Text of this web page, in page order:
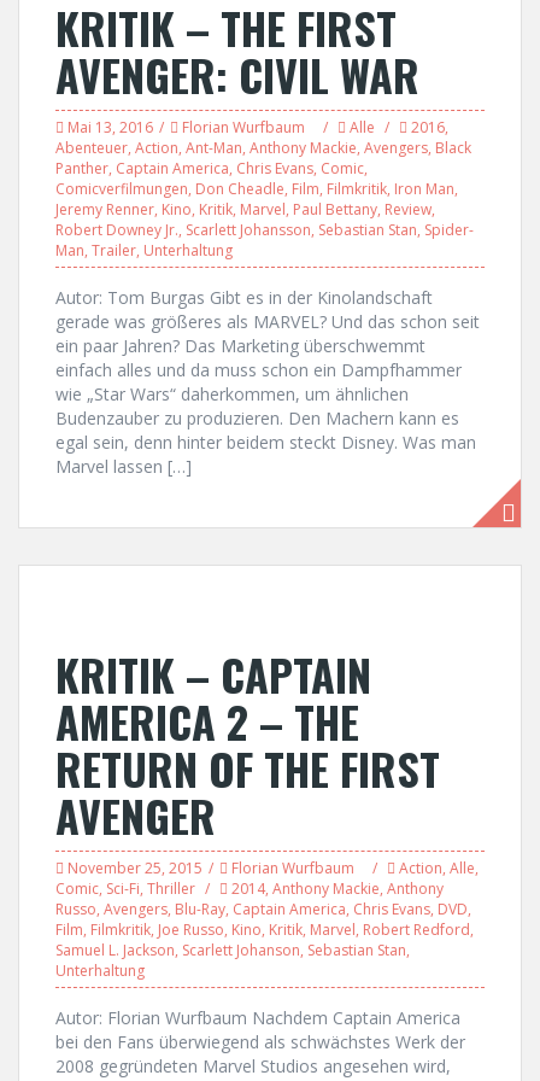
KRITIK – THE FIRST
AVENGER: CIVIL WAR
Mai 13, 2016 Florian Wurfbaum Alle 2016,
Abenteuer, Action, Ant-Man, Anthony Mackie, Avengers, Black
Panther, Captain America, Chris Evans, Comic,
Comicverfilmungen, Don Cheadle, Film, Filmkritik, Iron Man,
Jeremy Renner, Kino, Kritik, Marvel, Paul Bettany, Review,
Robert Downey Jr., Scarlett Johansson, Sebastian Stan, Spider-
Man, Trailer, Unterhaltung
Autor: Tom Burgas Gibt es in der Kinolandschaft
gerade was größeres als MARVEL? Und das schon seit
ein paar Jahren? Das Marketing überschwemmt
einfach alles und da muss schon ein Dampfhammer
wie „Star Wars“ daherkommen, um ähnlichen
Budenzauber zu produzieren. Den Machern kann es
egal sein, denn hinter beidem steckt Disney. Was man
Marvel lassen […]
KRITIK – CAPTAIN
AMERICA 2 – THE
RETURN OF THE FIRST
AVENGER
November 25, 2015 Florian Wurfbaum Action, Alle,
Comic, Sci-Fi, Thriller 2014, Anthony Mackie, Anthony
Russo, Avengers, Blu-Ray, Captain America, Chris Evans, DVD,
Film, Filmkritik, Joe Russo, Kino, Kritik, Marvel, Robert Redford,
Samuel L. Jackson, Scarlett Johanson, Sebastian Stan,
Unterhaltung
Autor: Florian Wurfbaum Nachdem Captain America
bei den Fans überwiegend als schwächstes Werk der
2008 gegründeten Marvel Studios angesehen wird,